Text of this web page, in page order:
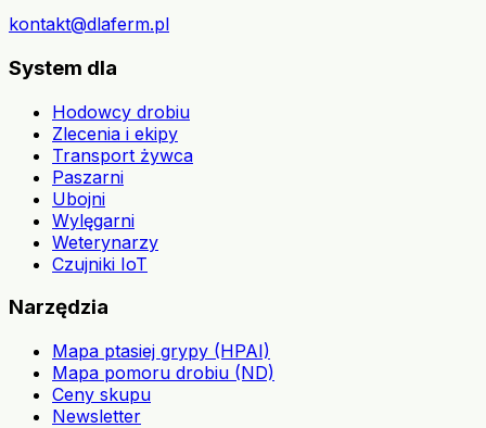
kontakt@dlaferm.pl
System dla
Hodowcy drobiu
Zlecenia i ekipy
Transport żywca
Paszarni
Ubojni
Wylęgarni
Weterynarzy
Czujniki IoT
Narzędzia
Mapa ptasiej grypy (HPAI)
Mapa pomoru drobiu (ND)
Ceny skupu
Newsletter